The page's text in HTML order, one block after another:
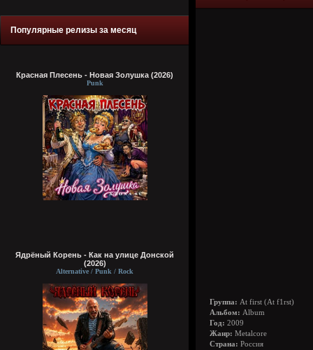
Популярные релизы за месяц
Красная Плесень - Новая Золушка (2026)
Punk
Ядрёный Корень - Как на улице Донской
(2026)
Alternative / Punk / Rock
Группа: At first (At f1rst)
Альбом: Album
Год: 2009
Жанр: Metalcore
Страна: Россия